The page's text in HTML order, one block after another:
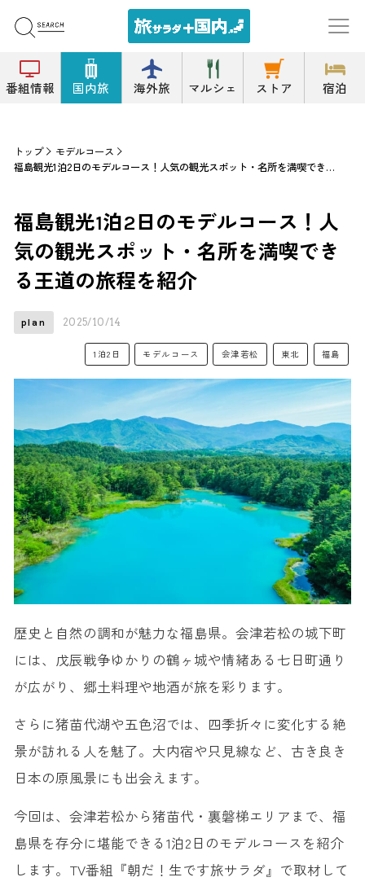
番組情報 国内旅 海外旅 マルシェ ストア 宿泊
トップ
モデルコース
福島観光1泊2日のモデルコース！人気の観光スポット・名所を満喫できる王道の旅程を紹介
福島観光1泊2日のモデルコース！人
気の観光スポット・名所を満喫でき
る王道の旅程を紹介
plan 2025/10/14
1泊2日 モデルコース 会津若松 東北 福島
歴史と自然の調和が魅力な福島県。会津若松の城下町
には、戊辰戦争ゆかりの鶴ヶ城や情緒ある七日町通り
が広がり、郷土料理や地酒が旅を彩ります。
さらに猪苗代湖や五色沼では、四季折々に変化する絶
景が訪れる人を魅了。大内宿や只見線など、古き良き
日本の原風景にも出会えます。
今回は、会津若松から猪苗代・裏磐梯エリアまで、福
島県を存分に堪能できる1泊2日のモデルコースを紹介
します。TV番組『朝だ！生です旅サラダ』で取材して